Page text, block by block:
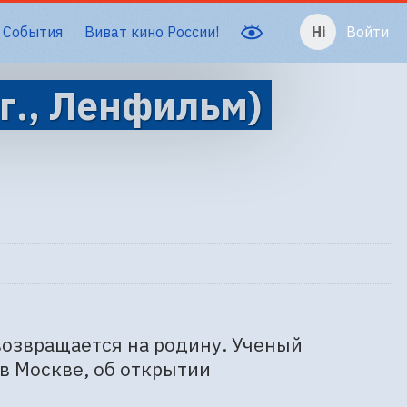
События Виват кино России! Войти
Ленфильм)
на родину. Ученый
Москве, об открытии